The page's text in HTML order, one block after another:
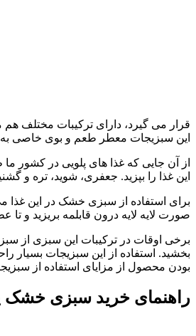
قرار می گیرد، دارای ترکیبات مختلف هم
این سبزیجات معطر طعم و بوی خاصی به
از آن جایی که غذا های پلویی در کشور
این غذا را بپزید. جعفری، شوید، تره
برای استفاده از سبزی خشک در این غذا
صورت لایه لایه درون قابلمه بریزید و
برخی اوقات در ترکیبات این سبزی از
بخشید. استفاده از این سبزیجات بسیار
بودن محصول از مزایای استفاده از
راهنمای خرید سبزی خشک